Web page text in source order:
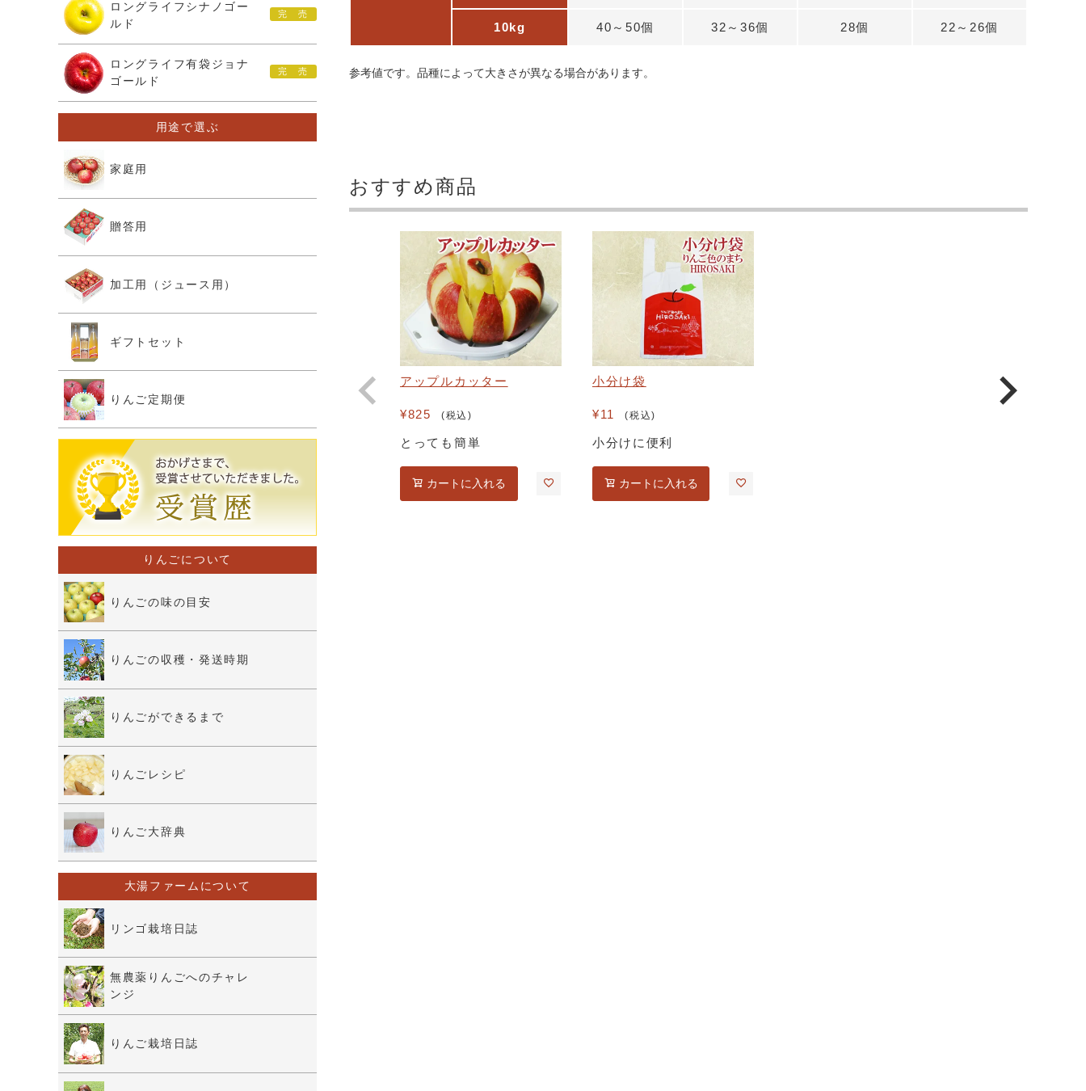
10kg 40～50個 32～36個 28個 22～26個
参考値です。品種によって大きさが異なる場合があります。
おすすめ商品
アップルカッター
¥825 税込
とっても簡単
カートに入れる
小分け袋
¥11 税込
小分けに便利
カートに入れる
ロングライフシナノゴー
ルド
ロングライフ有袋ジョナ
ゴールド
用途で選ぶ
家庭用
贈答用
加工用（ジュース用）
ギフトセット
りんご定期便
りんごについて
りんごの味の目安
りんごの収穫・発送時期
りんごができるまで
りんごレシピ
りんご大辞典
大湯ファームについて
リンゴ栽培日誌
無農薬りんごへのチャレ
ンジ
りんご栽培日誌